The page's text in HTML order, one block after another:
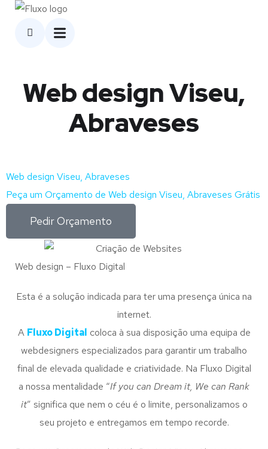
Web design Viseu,
Abraveses
Web design Viseu, Abraveses
Peça um Orçamento de Web design Viseu, Abraveses Grátis
Pedir Orçamento
Web design – Fluxo Digital
Esta é a solução indicada para ter uma presença única na
internet.
A Fluxo Digital coloca à sua disposição uma equipa de
webdesigners especializados para garantir um trabalho
final de elevada qualidade e criatividade. Na Fluxo Digital
a nossa mentalidade “If you can Dream it, We can Rank
it” significa que nem o céu é o limite, personalizamos o
seu projeto e entregamos em tempo recorde.